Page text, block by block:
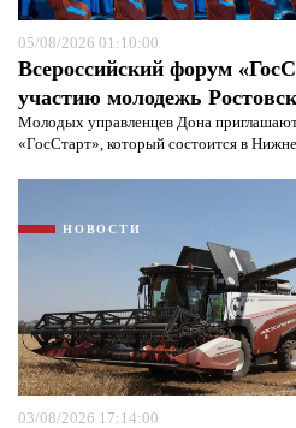
05/08/2026 01:10:00
Всероссийский форум
участию молодежь
Молодых управленцев Дона
«ГосСтарт», который состоится в
НОВОСТИ
03/08/2026 17:14:00